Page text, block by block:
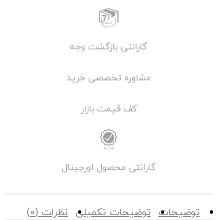
گارانتی بازگشت وجه
مشاوره تخصصی خرید
کف قیمت بازار
گارانتی محصول اورجینال
توضیحات توضیحات تکمیلی نظرات (0)